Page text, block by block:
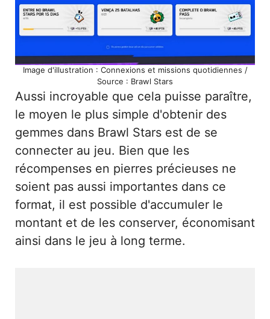
Image d'illustration : Connexions et missions quotidiennes /
Source : Brawl Stars
Aussi incroyable que cela puisse paraître,
le moyen le plus simple d'obtenir des
gemmes dans Brawl Stars est de se
connecter au jeu. Bien que les
récompenses en pierres précieuses ne
soient pas aussi importantes dans ce
format, il est possible d'accumuler le
montant et de les conserver, économisant
ainsi dans le jeu à long terme.